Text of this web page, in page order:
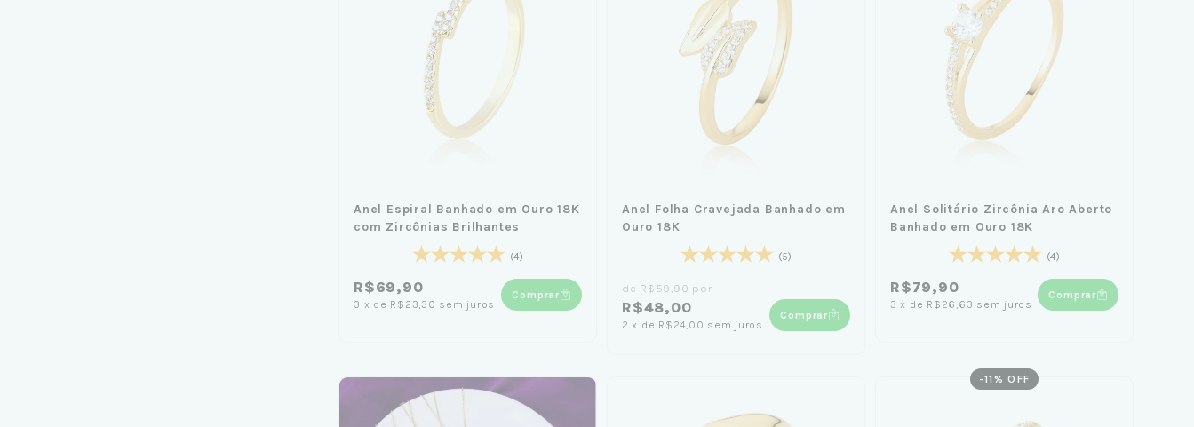
Anel Espiral Banhado em Ouro 18K
com Zircônias Brilhantes
(4)
R$69,90
3 x de R$23,30 sem juros
Comprar
Anel Folha Cravejada Banhado em
Ouro 18K
(5)
deR$59,90por
R$48,00
2 x de R$24,00 sem juros
Comprar
Anel Solitário Zircônia Aro Aberto
Banhado em Ouro 18K
(4)
R$79,90
3 x de R$26,63 sem juros
Comprar
-11 % OFF